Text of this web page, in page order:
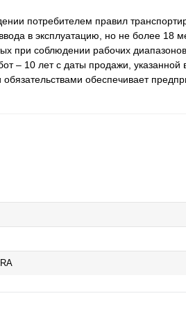
потребителем правил
в эксплуатацию, но не более 18
при соблюдении рабочих
– 10 лет с даты продажи, указанной
обеспечивает